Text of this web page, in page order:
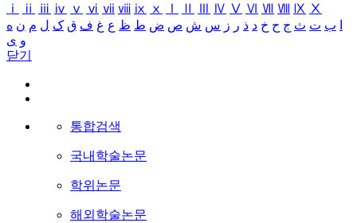
ⅰ
ⅱ ⅲ ⅳ ⅴ ⅵ ⅶ ⅷ ⅸ ⅹ Ⅳ Ⅴ Ⅵ Ⅶ Ⅷ Ⅸ Ⅹ
ب ت ث ج ح خ د ذ ر ز س ش ص ض ط ظ ع غ ف ق ک ل م ن ه
و ی
닫기
통합검색
국내학술논문
학위논문
해외학술논문